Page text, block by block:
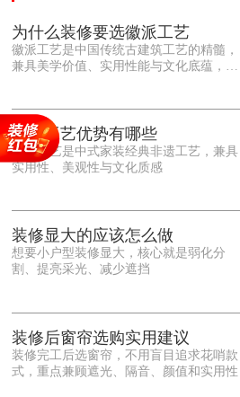
为什么装修要选徽派工艺
徽派工艺是中国传统古建筑工艺的精髓，
兼具美学价值、实用性能与文化底蕴，优
雕细琢的砖、木、石雕为特色，线条古朴
大气，意境悠远，自带东方中式雅致韵
味，耐看且不易过时。<o:p></o:p> 在工
艺品质上，徽派工艺遵循古法匠心工序，
保耐用，抗风化、耐腐蚀，使用
徽派工艺优势有哪些
徽派工艺是中式家装经典非遗工艺，兼具
实用性、美观性与文化质感
装修显大的应该怎么做
想要小户型装修显大，核心就是弱化分
割、提亮采光、减少遮挡
装修后窗帘选购实用建议
装修完工后选窗帘，不用盲目追求花哨款
式，重点兼顾遮光、隔音、颜值和实用性